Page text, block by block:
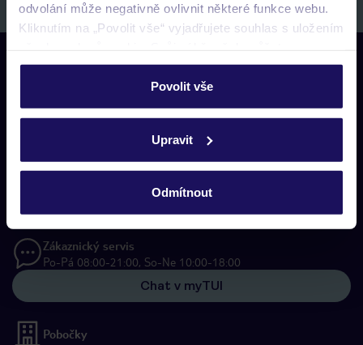
odvolání může negativně ovlivnit některé funkce webu.
Kliknutím na „Povolit vše“ vyjadřujete souhlas s uložením
personalizovat v sekci „Personalizace“.
Podrobné informace o souborech cookie naleznete v
ochrany osobních údajů.
Povolit vše
Upravit
Odmítnout
Kontaktujte nás
Telefonické rezervační centrum
277 270 059
Zákaznický servis
Zákaznický servis
Po-Pá 08:00-21:00, So-Ne 10:00-18:00
Chat v myTUI
Pobočky